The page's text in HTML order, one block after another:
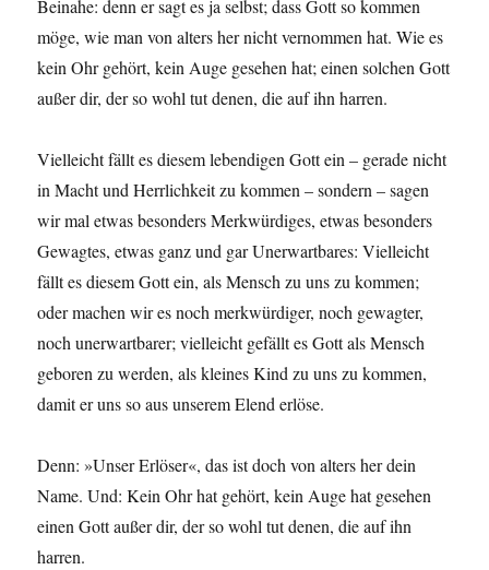
Beinahe: denn er sagt es ja selbst; dass Gott so kommen
möge, wie man von alters her nicht vernommen hat. Wie es
kein Ohr gehört, kein Auge gesehen hat; einen solchen Gott
außer dir, der so wohl tut denen, die auf ihn harren.
Vielleicht fällt es diesem lebendigen Gott ein – gerade nicht
in Macht und Herrlichkeit zu kommen – sondern – sagen
wir mal etwas besonders Merkwürdiges, etwas besonders
Gewagtes, etwas ganz und gar Unerwartbares: Vielleicht
fällt es diesem Gott ein, als Mensch zu uns zu kommen;
oder machen wir es noch merkwürdiger, noch gewagter,
noch unerwartbarer; vielleicht gefällt es Gott als Mensch
geboren zu werden, als kleines Kind zu uns zu kommen,
damit er uns so aus unserem Elend erlöse.
Denn: »Unser Erlöser«, das ist doch von alters her dein
Name. Und: Kein Ohr hat gehört, kein Auge hat gesehen
einen Gott außer dir, der so wohl tut denen, die auf ihn
harren.